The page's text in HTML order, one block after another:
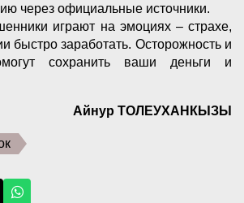
через официальные источники.
играют на эмоциях – страхе,
быстро заработать. Осторожность и
сохранить ваши деньги и
Айнур ТОЛЕУХАНКЫЗЫ